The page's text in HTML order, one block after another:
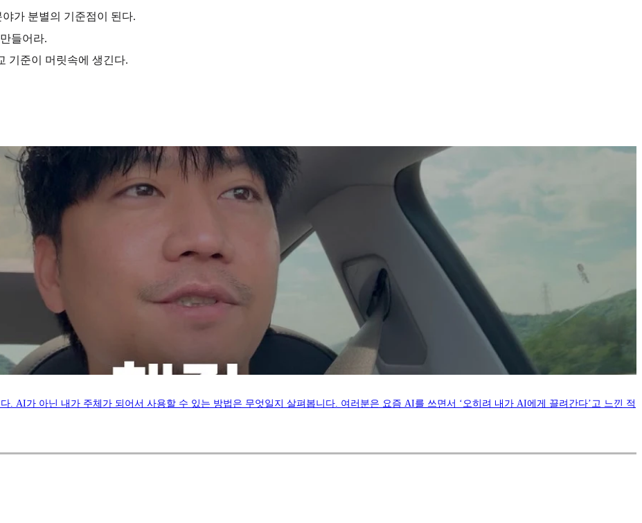
가 분별의 기준점이 된다.
들어라.
기준이 머릿속에 생긴다.
AI가 아닌 내가 주체가 되어서 사용할 수 있는 방법은 무엇일지 살펴봅니다. 여러분은 요즘 AI를 쓰면서 ‘오히려 내가 AI에게 끌려간다’고 느낀 적